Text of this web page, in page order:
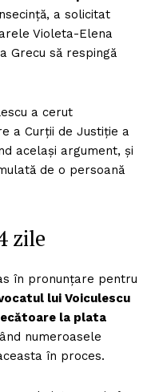
a solicitat
Violeta-Elena
Grecu să respingă
a cerut
a Curții de Justiție a
același argument, și
de o persoană
zile
în pronunțare pentru
lui Voiculescu
la plata
numeroasele
în proces.